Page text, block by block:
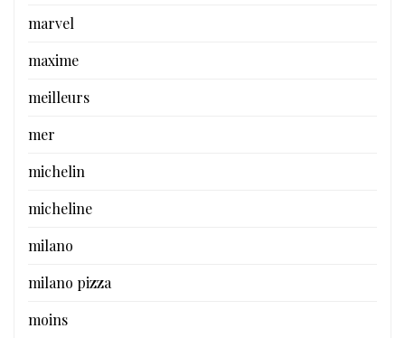
marvel
maxime
meilleurs
mer
michelin
micheline
milano
milano pizza
moins